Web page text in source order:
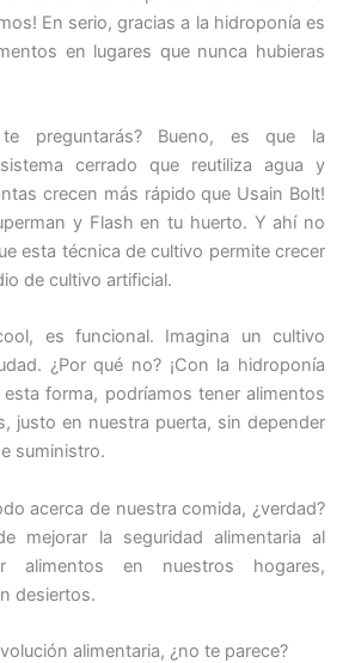
En serio, gracias a la hidroponía es
en lugares que nunca hubieras
preguntarás? Bueno, es que la
cerrado que reutiliza agua y
crecen más rápido que Usain Bolt!
y Flash en tu huerto. Y ahí no
esta técnica de cultivo permite crecer
de cultivo artificial.
es funcional. Imagina un cultivo
¿Por qué no? ¡Con la hidroponía
forma, podríamos tener alimentos
justo en nuestra puerta, sin depender
suministro.
acerca de nuestra comida, ¿verdad?
mejorar la seguridad alimentaria al
alimentos en nuestros hogares,
desiertos.
alimentaria, ¿no te parece?